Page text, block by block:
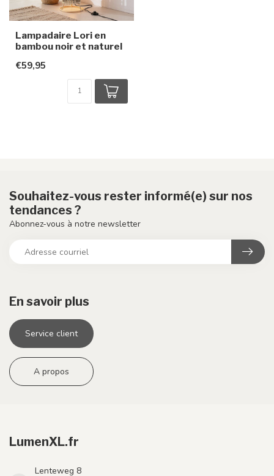
Lampadaire Lori en
bambou noir et naturel
€59,95
En savoir plus
Service client
A propos
Souhaitez-vous rester informé(e) sur nos
tendances ?
Abonnez-vous à notre newsletter
LumenXL.fr
Lenteweg 8